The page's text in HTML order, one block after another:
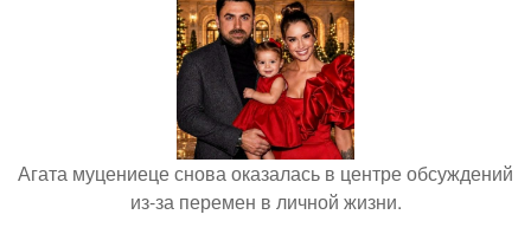
Агата муцениеце снова оказалась в центре обсуждений
из-за перемен в личной жизни.